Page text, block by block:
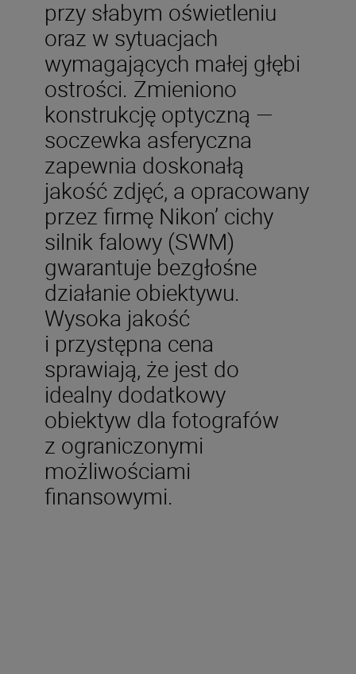
przy słabym oświetleniu
oraz w sytuacjach
wymagających małej głębi
ostrości. Zmieniono
konstrukcję optyczną —
soczewka asferyczna
zapewnia doskonałą
jakość zdjęć, a opracowany
przez firmę Nikon’ cichy
silnik falowy (SWM)
gwarantuje bezgłośne
działanie obiektywu.
Wysoka jakość
i przystępna cena
sprawiają, że jest do
idealny dodatkowy
obiektyw dla fotografów
z ograniczonymi
możliwościami
finansowymi.